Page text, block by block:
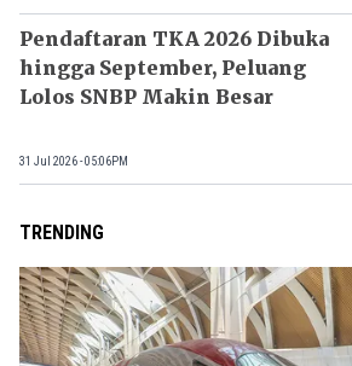
Pendaftaran TKA 2026 Dibuka
hingga September, Peluang
Lolos SNBP Makin Besar
31 Jul 2026 - 05:06PM
TRENDING